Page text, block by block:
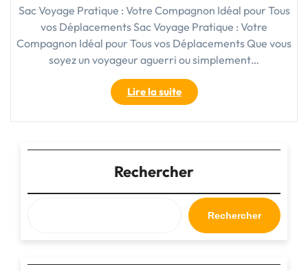
Sac Voyage Pratique : Votre Compagnon Idéal pour Tous
vos Déplacements Sac Voyage Pratique : Votre
Compagnon Idéal pour Tous vos Déplacements Que vous
soyez un voyageur aguerri ou simplement…
Lire la suite"Guide
d’achat
:
choisir
le
sac
voyage
pratique
idéal
Rechercher
Rechercher